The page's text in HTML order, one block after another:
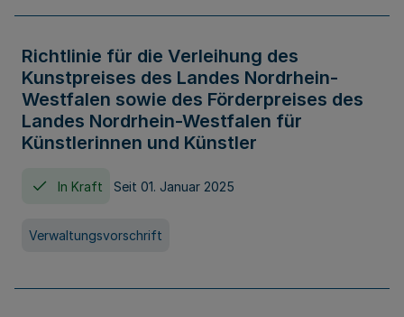
Richtlinie für die Verleihung des
Kunstpreises des Landes Nordrhein-
Westfalen sowie des Förderpreises des
Landes Nordrhein-Westfalen für
Künstlerinnen und Künstler
In Kraft Seit 01. Januar 2025
Verwaltungsvorschrift